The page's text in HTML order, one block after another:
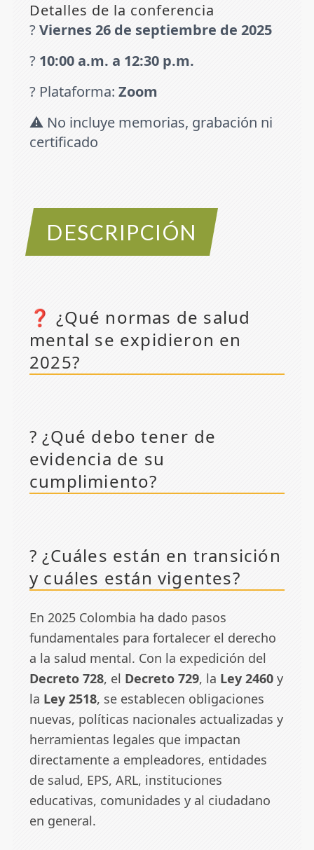
Detalles de la conferencia
?Viernes 26 de septiembre de 2025
? 10:00 a.m. a 12:30 p.m.
? Plataforma: Zoom
⚠️ No incluye memorias, grabación ni
certificado
DESCRIPCIÓN
❓ ¿Qué normas de salud
mental se expidieron en
2025?
? ¿Qué debo tener de
evidencia de su
cumplimiento?
? ¿Cuáles están en transición
y cuáles están vigentes?
En 2025 Colombia ha dado pasos
fundamentales para fortalecer el derecho
a la salud mental. Con la expedición del
Decreto 728, el Decreto 729, la Ley 2460y
la Ley 2518, se establecen obligaciones
nuevas, políticas nacionales actualizadas y
herramientas legales que impactan
directamente a empleadores, entidades
de salud, EPS, ARL, instituciones
educativas, comunidades y al ciudadano
en general.